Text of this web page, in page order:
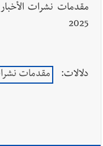
2025
دلالات:
مقدمات نشرات